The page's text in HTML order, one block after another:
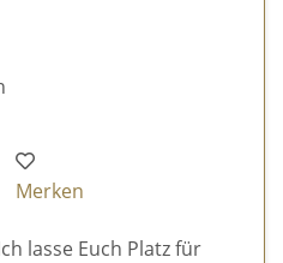
Merken
lasse Euch Platz für